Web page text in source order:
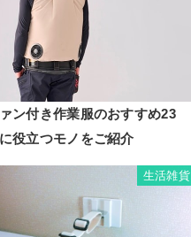
ン付き作業服のおすすめ23
役立つモノをご紹介
生活雑貨